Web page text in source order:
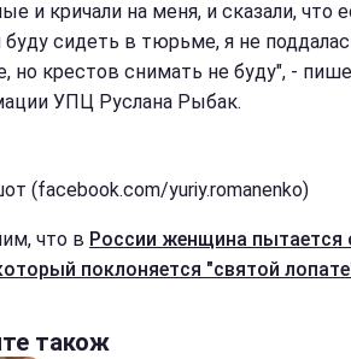
и кричали на меня, и сказали, что
буду сидеть в тюрьме, я не
но крестов снимать не буду", -
УПЦ Руслана Рыбак.
(facebook.com/yuriy.romanenko)
что в России женщина пытается
поклоняется "святой
також